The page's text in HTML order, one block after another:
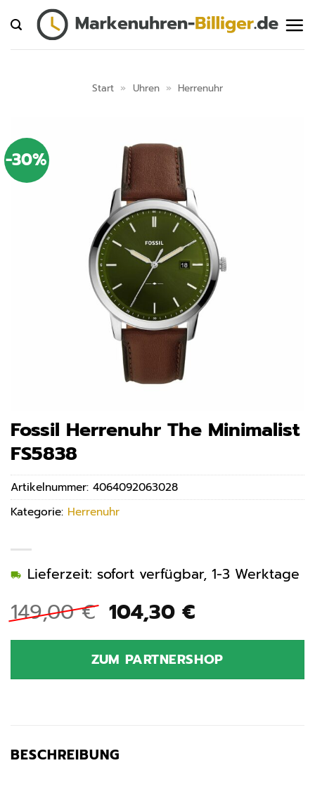
Inhalt
springen
Start » Uhren » Herrenuhr
-30%
Fossil Herrenuhr The Minimalist
FS5838
149,00€ Ursprünglicher
Preis
war:
149,00 €
104,30 €Aktueller
ist:
104,30 €.
Lieferzeit: sofort verfügbar, 1-3 Werktage
ZUM PARTNERSHOP
Artikelnummer: 4064092063028
Kategorie: Herrenuhr
BESCHREIBUNG